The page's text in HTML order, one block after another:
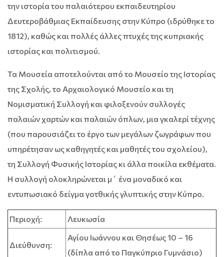
την ιστορία του παλαιότερου εκπαιδευτηρίου
Δευτεροβάθμιας Εκπαίδευσης στην Κύπρο (ιδρύθηκε το
1812), καθώς και πολλές άλλες πτυχές της κυπριακής
ιστορίας και πολιτισμού.
Τα Μουσεία αποτελούνται από το Μουσείο της Ιστορίας
της Σχολής, το Αρχαιολογικό Μουσείο και τη
Νομισματική Συλλογή και φιλοξενούν συλλογές
παλαιών χαρτών και παλαιών όπλων, μια γκαλερί τέχνης
(που παρουσιάζει το έργο των μεγάλων ζωγράφων που
υπηρέτησαν ως καθηγητές και μαθητές του σχολείου),
τη Συλλογή Φυσικής Ιστορίας κι άλλα ποικίλα εκθέματα.
Η συλλογή ολοκληρώνεται μ΄ ένα μοναδικό και
εντυπωσιακό δείγμα γοτθικής γλυπτικής στην Κύπρο.
Περιοχή: Λευκωσία
Διεύθυνση:
Αγίου Ιωάννου και Θησέως 10 – 16
(δίπλα από το Παγκύπριο Γυμνάσιο)